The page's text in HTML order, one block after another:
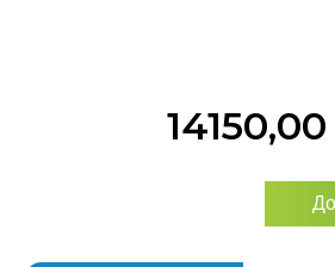
14150,00